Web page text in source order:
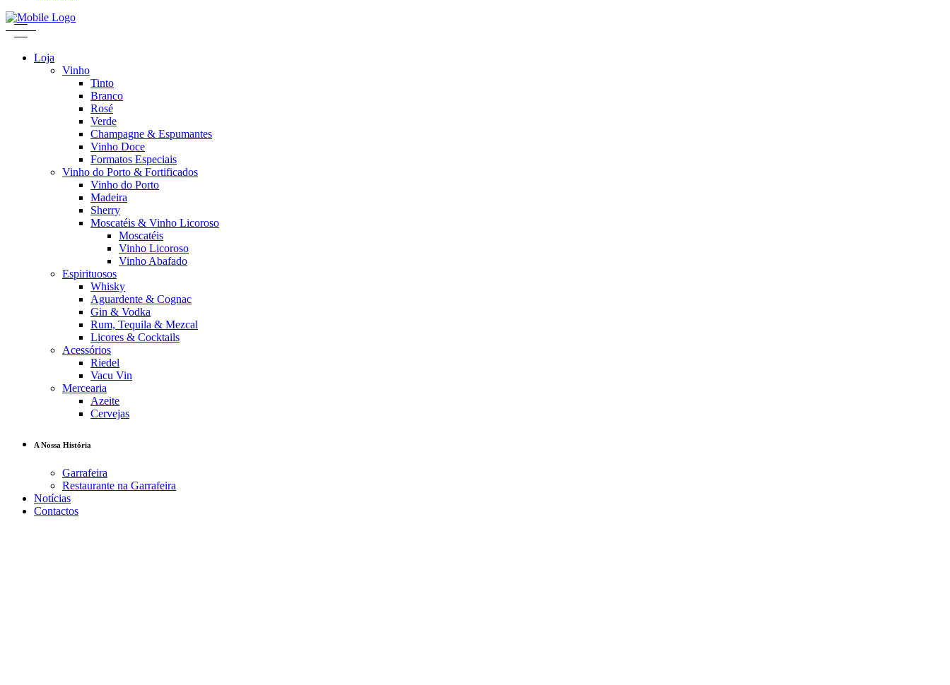
Loja
Vinho
Tinto
Branco
Rosé
Verde
Champagne & Espumantes
Vinho Doce
Formatos Especiais
Vinho do Porto & Fortificados
Vinho do Porto
Madeira
Sherry
Moscatéis & Vinho Licoroso
Moscatéis
Vinho Licoroso
Vinho Abafado
Espirituosos
Whisky
Aguardente & Cognac
Gin & Vodka
Rum, Tequila & Mezcal
Licores & Cocktails
Acessórios
Riedel
Vacu Vin
Mercearia
Azeite
Cervejas
A Nossa História
Garrafeira
Restaurante na Garrafeira
Notícias
Contactos